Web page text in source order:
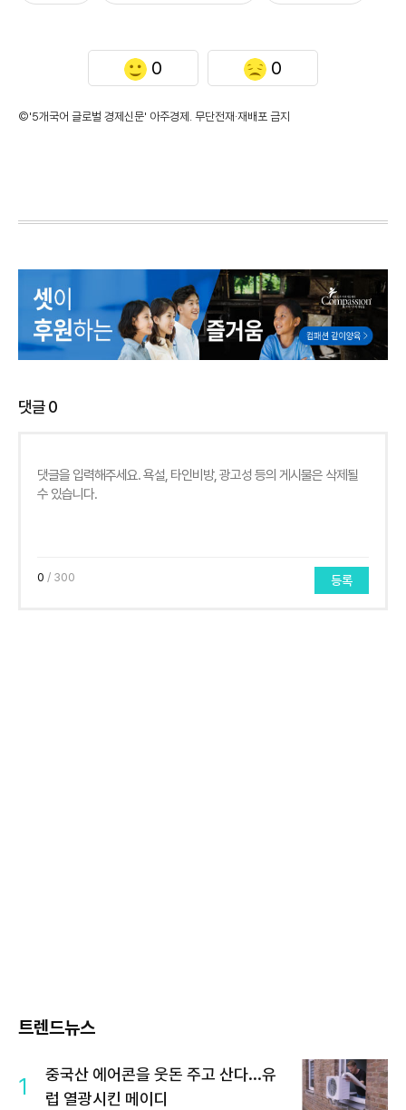
0 0
©'5개국어 글로벌 경제신문' 아주경제. 무단전재·재배포 금지
댓글0
0 / 300 등록
트렌드뉴스
1
중국산 에어콘을 웃돈 주고 산다...유
럽 열광시킨 메이디